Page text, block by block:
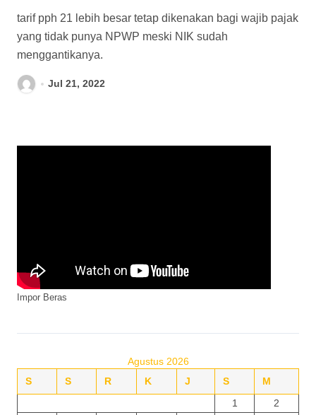
tarif pph 21 lebih besar tetap dikenakan bagi wajib pajak
yang tidak punya NPWP meski NIK sudah
menggantikanya.
Jul 21, 2022
Impor Beras
Agustus 2026
S
S R K J S
M
1
2